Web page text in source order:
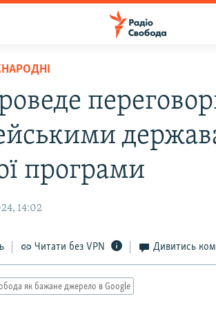
програми
14:02
Читати без VPN Дивитись
як бажане джерело в Google